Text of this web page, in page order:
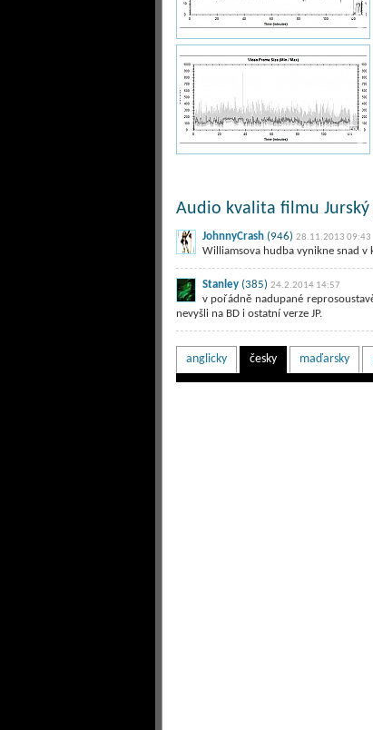
Audio kvalita filmu
JohnnyCrash (946) 28.11.2013 09:43
Williamsova hudba vynikne snad v
Stanley (385) 24.2.2014 14:57
v pořádně nadupané
nevyšli na BD i ostatní verze JP.
anglicky česky maďarsky